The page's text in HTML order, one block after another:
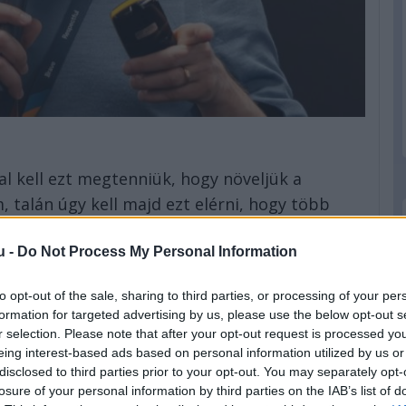
- Do Not Process My Personal Information
opt-out of the sale, sharing to third parties, or processing of your
for targeted advertising by us, please use the below opt-out
selection. Please note that after your opt-out request is processed
interest-based ads based on personal information utilized by us
to third parties prior to your opt-out. You may separately
of your personal information by third parties on the IAB’s list of
kell ezt megtenniük, hogy növeljük a
talán úgy kell majd ezt elérni, hogy több
leadunk, mert sokkal több időt
mint annak visszanyerésével.”
mennyiségű energiát nyerünk vissza,
400 kW-ra vagy akár 450-re? És aztán
szükségünk. A motorgyártók szempontjából
re megoldani, mert az akkumulátor
való alkalmazkodáshoz általában